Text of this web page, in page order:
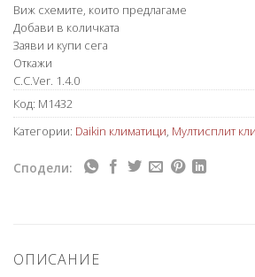
Виж схемите, които предлагаме
Добави в количката
Заяви и купи сега
Откажи
C.C.Ver. 1.4.0
Код: M1432
Категории: Daikin климатици, Мултисплит
Сподели:
ОПИСАНИЕ